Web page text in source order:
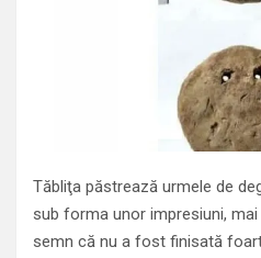
Tăbliţa păstrează urmele de
sub forma unor impresiuni,
semn că nu a fost finisată